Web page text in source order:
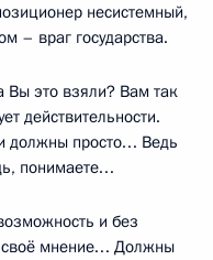
несистемный,
– враг государства.
Вы это взяли? Вам так
действительности.
должны просто… Ведь
понимаете…
и без
своё мнение… Должны